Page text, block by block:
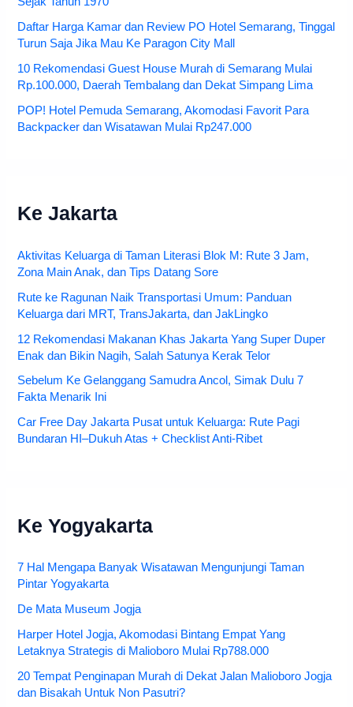
Daftar Harga Kamar dan Review PO Hotel Semarang, Tinggal
Turun Saja Jika Mau Ke Paragon City Mall
10 Rekomendasi Guest House Murah di Semarang Mulai
Rp.100.000, Daerah Tembalang dan Dekat Simpang Lima
POP! Hotel Pemuda Semarang, Akomodasi Favorit Para
Backpacker dan Wisatawan Mulai Rp247.000
Ke Jakarta
Aktivitas Keluarga di Taman Literasi Blok M: Rute 3 Jam,
Zona Main Anak, dan Tips Datang Sore
Rute ke Ragunan Naik Transportasi Umum: Panduan
Keluarga dari MRT, TransJakarta, dan JakLingko
12 Rekomendasi Makanan Khas Jakarta Yang Super Duper
Enak dan Bikin Nagih, Salah Satunya Kerak Telor
Sebelum Ke Gelanggang Samudra Ancol, Simak Dulu 7
Fakta Menarik Ini
Car Free Day Jakarta Pusat untuk Keluarga: Rute Pagi
Bundaran HI–Dukuh Atas + Checklist Anti-Ribet
Ke Yogyakarta
7 Hal Mengapa Banyak Wisatawan Mengunjungi Taman
Pintar Yogyakarta
De Mata Museum Jogja
Harper Hotel Jogja, Akomodasi Bintang Empat Yang
Letaknya Strategis di Malioboro Mulai Rp788.000
20 Tempat Penginapan Murah di Dekat Jalan Malioboro Jogja
dan Bisakah Untuk Non Pasutri?